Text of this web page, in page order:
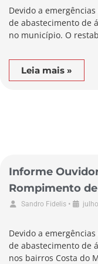
Devido a
de abastecimento de
no município. O
Leia mais »
Informe
Rompimento
Município de
Sandro Fidelis •
Devido a
de abastecimento de
nos bairros Costa do